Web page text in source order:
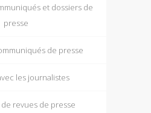
et dossiers de
presse
de presse
les journalistes
revues de presse